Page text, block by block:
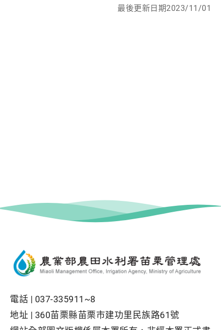
最後更新日期2023/11/01
電話 | 037-335911~8
地址 | 360苗栗縣苗栗市建功里民族路61號